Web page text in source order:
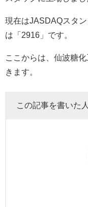
現在はJASDAQスタ
は「 2916 」です。
ここからは、仙波糖
きます。
この記事を書いた人